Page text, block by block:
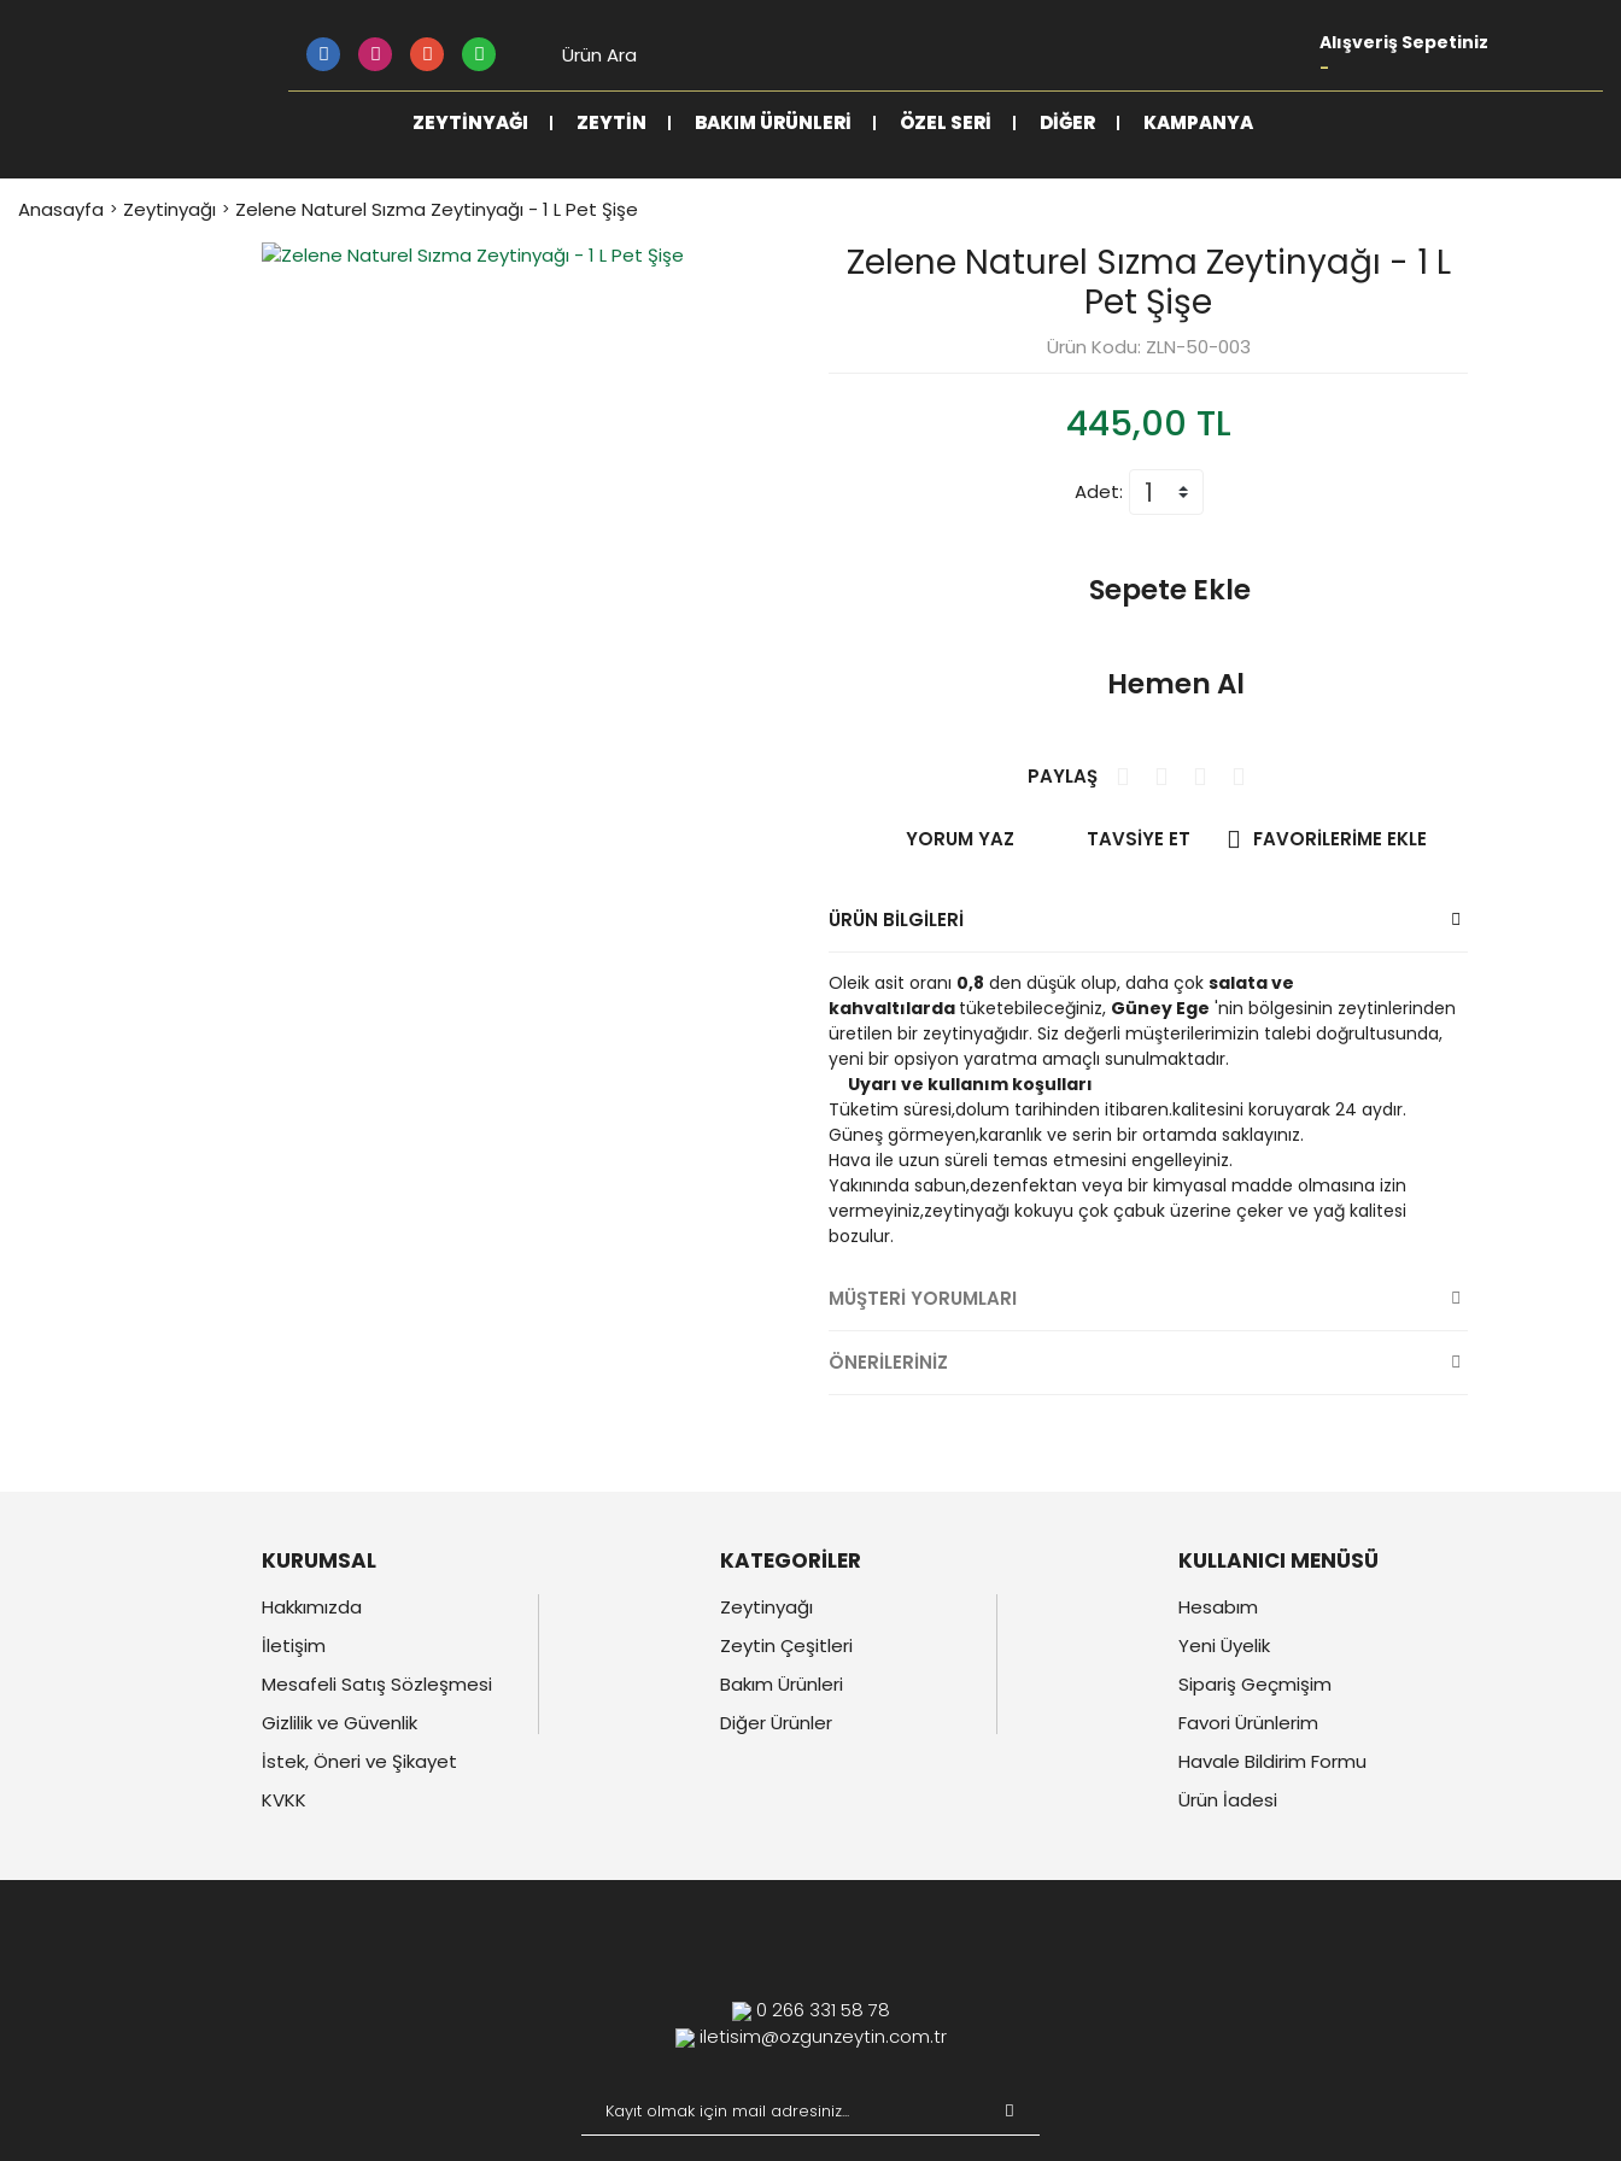
Alışveriş Sepetiniz
-
ZEYTINYAĞI ZEYTIN BAKIM ÜRÜNLERI ÖZEL SERI DIĞER KAMPANYA
Anasayfa Zeytinyağı Zelene Naturel Sızma Zeytinyağı - 1 L Pet Şişe
Zelene Naturel Sızma Zeytinyağı - 1 L
Pet Şişe
Ürün Kodu: ZLN-50-003
445,00 TL
Adet:
Sepete Ekle
Hemen Al
PAYLAŞ
YORUM YAZ TAVSİYE ET
ÜRÜN BİLGİLERİ
Oleik asit oranı 0,8 den düşük olup, daha çok salata ve
kahvaltılarda tüketebileceğiniz, Güney Ege 'nin bölgesinin zeytinlerinden
üretilen bir zeytinyağıdır. Siz değerli müşterilerimizin talebi doğrultusunda,
yeni bir opsiyon yaratma amaçlı sunulmaktadır.
Uyarı ve kullanım koşulları
Tüketim süresi,dolum tarihinden itibaren.kalitesini koruyarak 24 aydır.
Güneş görmeyen,karanlık ve serin bir ortamda saklayınız.
Hava ile uzun süreli temas etmesini engelleyiniz.
Yakınında sabun,dezenfektan veya bir kimyasal madde olmasına izin
vermeyiniz,zeytinyağı kokuyu çok çabuk üzerine çeker ve yağ kalitesi
bozulur.
MÜŞTERİ YORUMLARI
ÖNERİLERİNİZ
KURUMSAL
Hakkımızda
İletişim
Mesafeli Satış Sözleşmesi
Gizlilik ve Güvenlik
İstek, Öneri ve Şikayet
KVKK
KATEGORİLER
Zeytinyağı
Zeytin Çeşitleri
Bakım Ürünleri
Diğer Ürünler
KULLANICI MENÜSÜ
Hesabım
Yeni Üyelik
Sipariş Geçmişim
Favori Ürünlerim
Havale Bildirim Formu
Ürün İadesi
0 266 331 58 78
iletisim@ozgunzeytin.com.tr